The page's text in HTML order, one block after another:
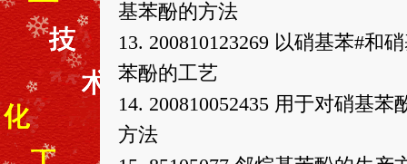
基苯酚的方法
13. 200810123269 以硝基苯#和
苯酚的工艺
14. 200810052435 用于对硝基
方法